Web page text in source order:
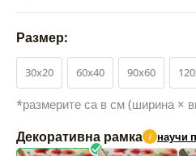
Размер:
30x20 60x40 90x60
*размерите са в см (ширина ×
Декоративна рамка i научи